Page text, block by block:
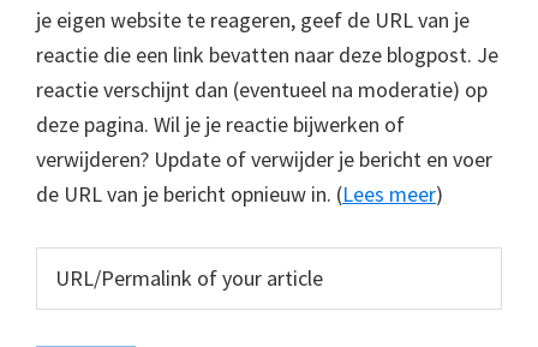
je eigen website te reageren, geef de URL van je
reactie die een link bevatten naar deze blogpost. Je
reactie verschijnt dan (eventueel na moderatie) op
deze pagina. Wil je je reactie bijwerken of
verwijderen? Update of verwijder je bericht en voer
de URL van je bericht opnieuw in. (Lees meer)